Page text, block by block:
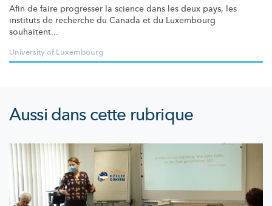
Afin de faire progresser la science dans les deux pays, les
instituts de recherche du Canada et du Luxembourg
souhaitent...
University of Luxembourg
Aussi dans cette rubrique